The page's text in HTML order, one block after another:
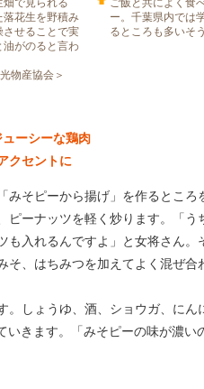
で見られる
落花生を野積み
させることで実
油がのると言わ
物産協会＞
ご飯と共によく食
ー。千葉県内では
るところも多いそ
ーシーな鶏肉
クセントに
みそピーから揚げ」を作るとこ
ピーナッツを軽く炒ります。「
も入れるんですよ」と女将さん
そ、はちみつを加えてよく混ぜ
。しょうゆ、酒、ショウガ、にん
いきます。「みそピーの味が濃